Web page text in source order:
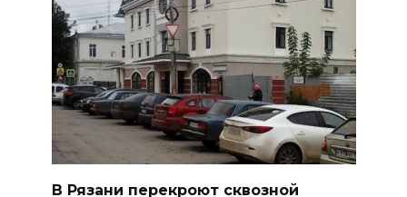
В Рязани перекроют сквозной